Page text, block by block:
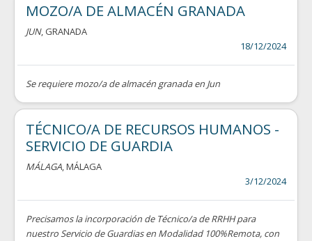
MOZO/A DE ALMACÉN GRANADA
JUN, GRANADA
18/12/2024
Se requiere mozo/a de almacén granada en Jun
TÉCNICO/A DE RECURSOS HUMANOS -
SERVICIO DE GUARDIA
MÁLAGA, MÁLAGA
3/12/2024
Precisamos la incorporación de Técnico/a de RRHH para
nuestro Servicio de Guardias en Modalidad 100%Remota, con